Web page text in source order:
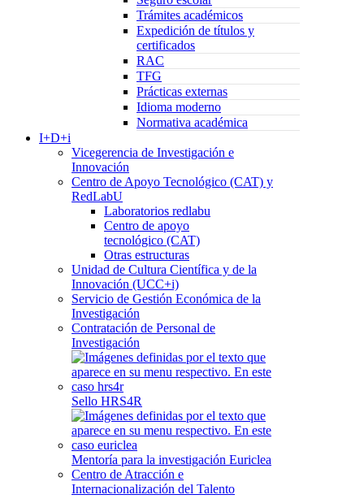
Trámites académicos
Expedición de títulos y
certificados
RAC
TFG
Prácticas externas
Idioma moderno
Normativa académica
I+D+i
Vicegerencia de Investigación e
Innovación
Centro de Apoyo Tecnológico (CAT) y
RedLabU
Laboratorios redlabu
Centro de apoyo
tecnológico (CAT)
Otras estructuras
Unidad de Cultura Científica y de la
Innovación (UCC+i)
Servicio de Gestión Económica de la
Investigación
Contratación de Personal de
Investigación
Sello HRS4R
Mentoría para la investigación Euriclea
Centro de Atracción e
Internacionalización del Talento